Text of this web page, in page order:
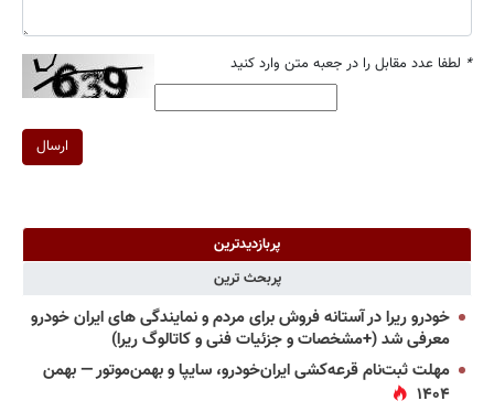
* لطفا عدد مقابل را در جعبه متن وارد کنید
ارسال
پربازدیدترین
پربحث ترین
خودرو ریرا در آستانه فروش برای مردم و نمایندگی های ایران خودرو
معرفی شد (+مشخصات و جزئیات فنی و کاتالوگ ریرا)
مهلت ثبت‌نام قرعه‌کشی ایران‌خودرو، سایپا و بهمن‌موتور — بهمن
۱۴۰۴